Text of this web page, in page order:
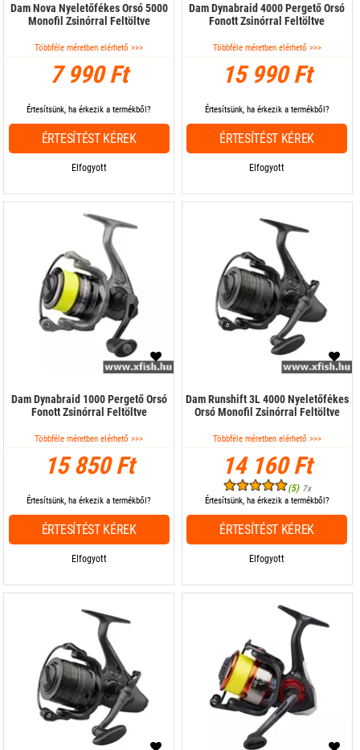
Dam Nova Nyeletőfékes Orsó 5000
Monofil Zsinórral Feltöltve
Többféle méretben elérhető >>>
7 990 Ft
Elfogyott
Értesítsünk, ha érkezik a termékből?
ÉRTESÍTÉST KÉREK
Dam Dynabraid 4000 Pergető Orsó
Fonott Zsinórral Feltöltve
Többféle méretben elérhető >>>
15 990 Ft
Elfogyott
Értesítsünk, ha érkezik a termékből?
ÉRTESÍTÉST KÉREK
Dam Dynabraid 1000 Pergető Orsó
Fonott Zsinórral Feltöltve
Többféle méretben elérhető >>>
15 850 Ft
Elfogyott
Értesítsünk, ha érkezik a termékből?
ÉRTESÍTÉST KÉREK
Dam Runshift 3L 4000 Nyeletőfékes
Orsó Monofil Zsinórral Feltöltve
Többféle méretben elérhető >>>
14 160 Ft
(5) 7x
Elfogyott
Értesítsünk, ha érkezik a termékből?
ÉRTESÍTÉST KÉREK